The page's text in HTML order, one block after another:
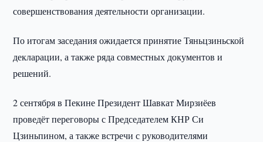
совершенствования деятельности организации.
По итогам заседания ожидается принятие Тяньцзиньской
декларации, а также ряда совместных документов и
решений.
2 сентября в Пекине Президент Шавкат Мирзиёев
проведёт переговоры с Председателем КНР Си
Цзиньпином, а также встречи с руководителями